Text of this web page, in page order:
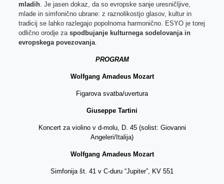
mladih. Je jasen dokaz, da so evropske sanje uresničljive,
mlade in simfonično ubrane: z raznolikostjo glasov, kultur in
tradicij se lahko razlegajo popolnoma harmonično. ESYO je torej
odlično orodje za spodbujanje kulturnega sodelovanja in
evropskega povezovanja.
PROGRAM
Wolfgang Amadeus Mozart
Figarova svatba/uvertura
Giuseppe Tartini
Koncert za violino v d-molu, D. 45 (solist: Giovanni
Angeleri/Italija)
Wolfgang Amadeus Mozart
Simfonija št. 41 v C-duru “Jupiter”, KV 551